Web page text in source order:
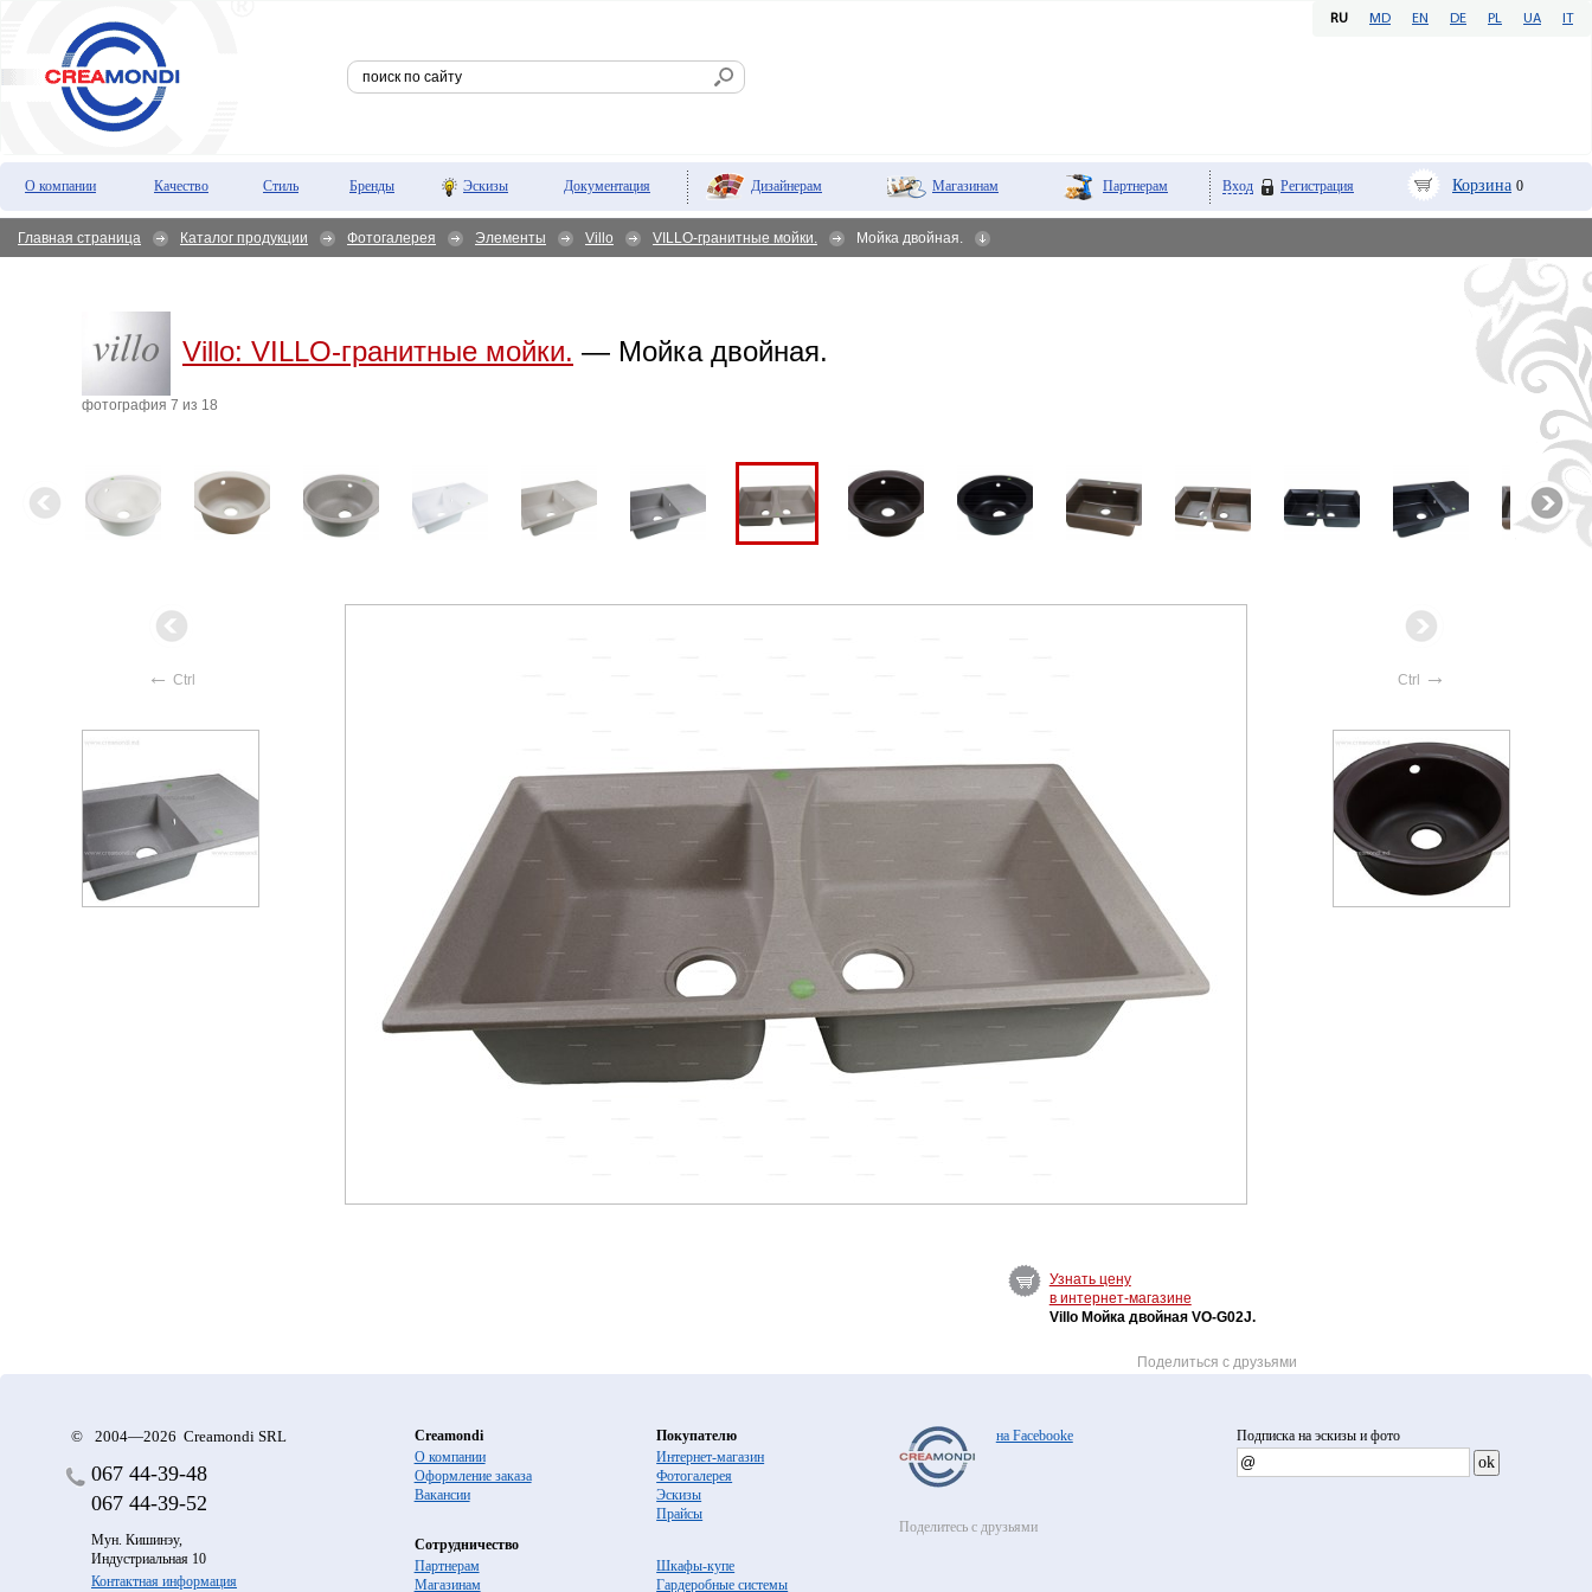
RU MD EN DE PL UA IT
О компании Качество Стиль Бренды Эскизы Документация Дизайнерам Магазинам Партнерам Вход Регистрация Корзина 0
Главная страница Каталог продукции Фотогалерея Элементы Villo VILLO-гранитные мойки. Мойка двойная.
Villo: VILLO-гранитные мойки. — Мойка двойная.
фотография 7 из 18
← Ctrl Ctrl →
Узнать цену
в интернет-магазине
Villo Мойка двойная VO-G02J.
Поделиться с друзьями
© 2004—2026 Creamondi SRL
067 44-39-48
067 44-39-52
Мун. Кишинэу,
Индустриальная 10
Контактная информация
Creamondi
О компании
Оформление заказа
Вакансии
Покупателю
Интернет-магазин
Фотогалерея
Эскизы
Прайсы
Сотрудничество
Партнерам
Магазинам
Шкафы-купе
Гардеробные системы
на Facebooke
Поделитесь с друзьями
Подписка на эскизы и фото